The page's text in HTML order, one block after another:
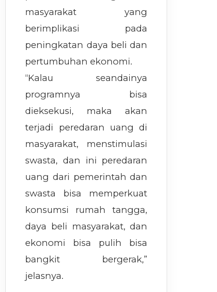
masyarakat yang
berimplikasi pada
peningkatan daya beli dan
pertumbuhan ekonomi.
“Kalau seandainya
programnya bisa
dieksekusi, maka akan
terjadi peredaran uang di
masyarakat, menstimulasi
swasta, dan ini peredaran
uang dari pemerintah dan
swasta bisa memperkuat
konsumsi rumah tangga,
daya beli masyarakat, dan
ekonomi bisa pulih bisa
bangkit bergerak,”
jelasnya.